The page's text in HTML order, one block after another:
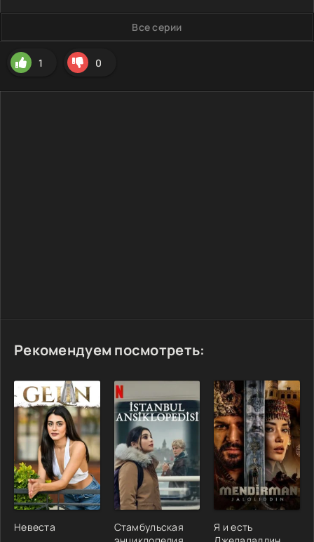
Все серии
1 0
Рекомендуем посмотреть:
Невеста
Стамбульская
Я и есть